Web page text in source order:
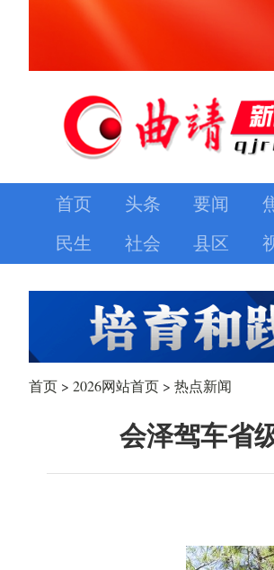
首页 头条 要闻
民生
社会 县区
首页 > 2026网站首页 > 热点新闻
会泽驾车省